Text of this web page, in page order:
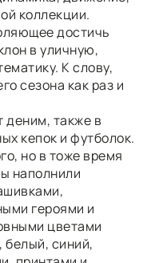
коллекции.
достичь
в уличную,
К слову,
сезона как раз и
деним, также в
кепок и футболок.
но в тоже время
наполнили
героями и
цветами
белый, синий,